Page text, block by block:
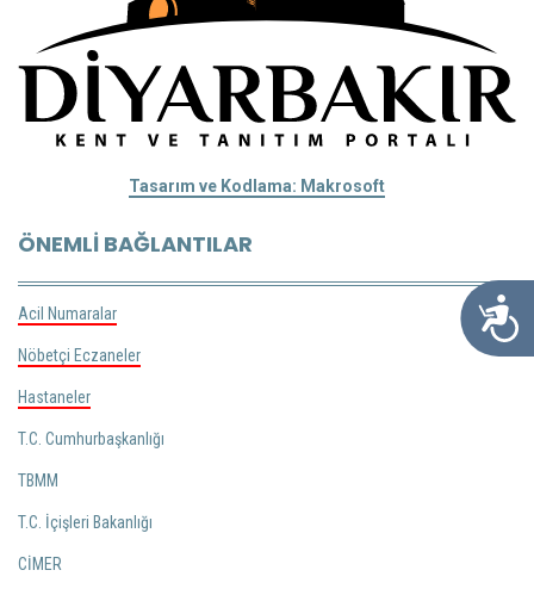
Tasarım ve Kodlama: Makrosoft
ÖNEMLI BAĞLANTILAR
Acil Numaralar
Nöbetçi Eczaneler
Hastaneler
T.C. Cumhurbaşkanlığı
TBMM
T.C. İçişleri Bakanlığı
CİMER